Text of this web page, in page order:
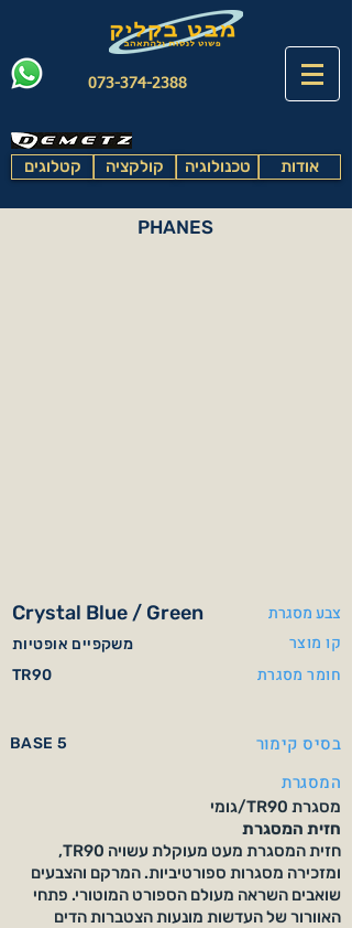
073-374-2388
קטלוגים קולקציה טכנולוגיה אודות
PHANES
Crystal Blue / Green צבע מסגרת
משקפיים אופטיות קו מוצר
TR90 חומר מסגרת
בסיס קימור BASE 5
המסגרת
מסגרת TR90/גומי
חזית המסגרת
חזית המסגרת מעט מעוקלת עשויה TR90,
ומזכירה מסגרות ספורטיביות. המרקם והצבעים
שואבים השראה מעולם הספורט המוטורי. פתחי
האוורור של העדשות מונעות הצטברות הדים